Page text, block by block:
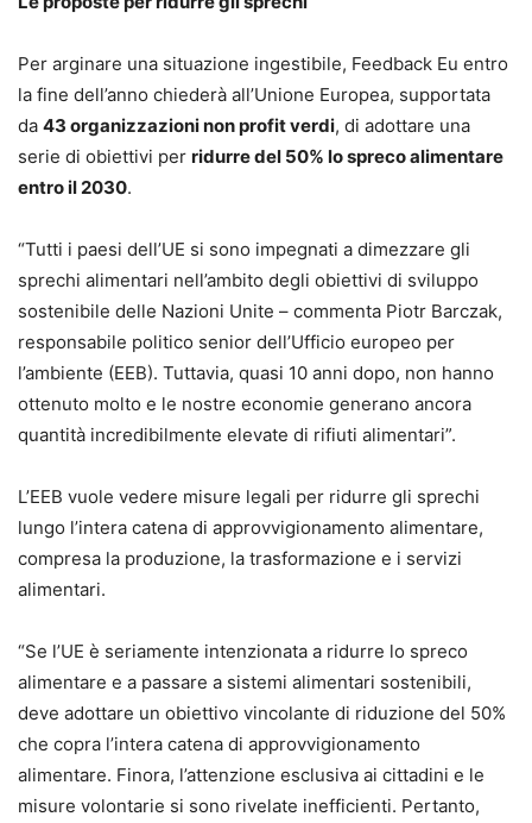
Per arginare una situazione ingestibile, Feedback Eu entro
la fine dell’anno chiederà all’Unione Europea, supportata
da 43 organizzazioni non profit verdi, di adottare una
serie di obiettivi per ridurre del 50% lo spreco alimentare
entro il 2030.
“Tutti i paesi dell’UE si sono impegnati a dimezzare gli
sprechi alimentari nell’ambito degli obiettivi di sviluppo
sostenibile delle Nazioni Unite – commenta Piotr Barczak,
responsabile politico senior dell’Ufficio europeo per
l’ambiente (EEB). Tuttavia, quasi 10 anni dopo, non hanno
ottenuto molto e le nostre economie generano ancora
quantità incredibilmente elevate di rifiuti alimentari”.
L’EEB vuole vedere misure legali per ridurre gli sprechi
lungo l’intera catena di approvvigionamento alimentare,
compresa la produzione, la trasformazione e i servizi
alimentari.
“Se l’UE è seriamente intenzionata a ridurre lo spreco
alimentare e a passare a sistemi alimentari sostenibili,
deve adottare un obiettivo vincolante di riduzione del 50%
che copra l’intera catena di approvvigionamento
alimentare. Finora, l’attenzione esclusiva ai cittadini e le
misure volontarie si sono rivelate inefficienti. Pertanto,